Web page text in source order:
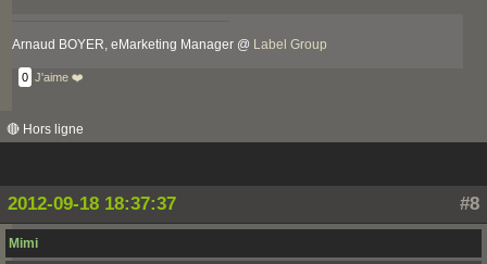
Arnaud BOYER, eMarketing Manager @ Label Group
0 J'aime ❤️
🔴 Hors ligne
#8
2012-09-18 18:37:37
Mimi